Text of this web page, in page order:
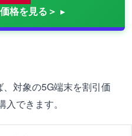
格を見る＞
対象の5G端末を割引価
できます。